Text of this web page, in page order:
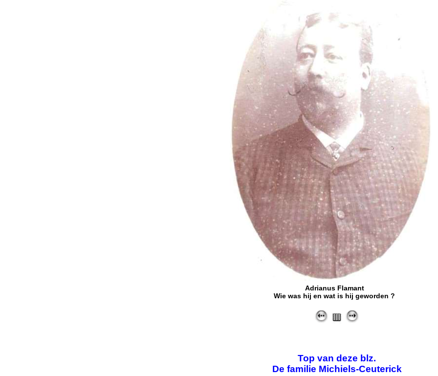
Adrianus Flamant
Wie was hij en wat is hij geworden ?
Top van deze blz.
De familie Michiels-Ceuterick